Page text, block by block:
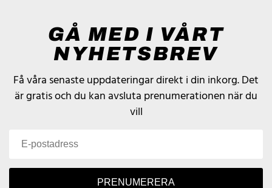
GÅ MED I VÅRT
NYHETSBREV
Få våra senaste uppdateringar direkt i din inkorg.Det
är gratis och du kan avsluta prenumerationen när du
vill
PRENUMERERA